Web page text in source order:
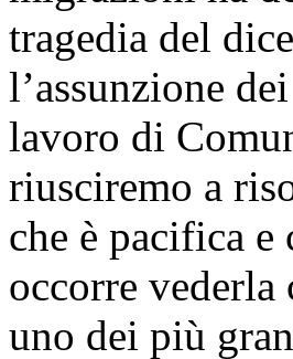
tragedia del
l’assunzione
lavoro di
riusciremo a
che è pacifica
occorre vederla
uno dei più